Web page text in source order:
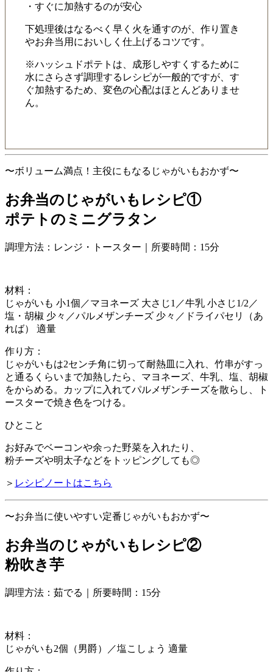
・すぐに加熱するのが安心
下処理後はなるべく早く火を通すのが、作り置き
やお弁当用においしく仕上げるコツです。
※ハッシュドポテトは、成形しやすくするために
水にさらさず調理するレシピが一般的ですが、す
ぐ加熱するため、変色の心配はほとんどありませ
ん。
〜ボリューム満点！主役にもなるじゃがいもおかず〜
お弁当のじゃがいもレシピ①
ポテトのミニグラタン
調理方法：レンジ・トースター｜所要時間：15分
材料：
じゃがいも 小1個／マヨネーズ 大さじ1／牛乳 小さじ1/2／
塩・胡椒 少々／パルメザンチーズ 少々／ドライパセリ（あ
れば） 適量
作り方：
じゃがいもは2センチ角に切って耐熱皿に入れ、竹串がすっ
と通るくらいまで加熱したら、マヨネーズ、牛乳、塩、胡椒
をからめる。カップに入れてパルメザンチーズを散らし、ト
ースターで焼き色をつける。
ひとこと
お好みでベーコンや余った野菜を入れたり、
粉チーズや明太子などをトッピングしても◎
＞ レシピノートはこちら
〜お弁当に使いやすい定番じゃがいもおかず〜
お弁当のじゃがいもレシピ②
粉吹き芋
調理方法：茹でる｜所要時間：15分
材料：
じゃがいも2個（男爵）／塩こしょう 適量